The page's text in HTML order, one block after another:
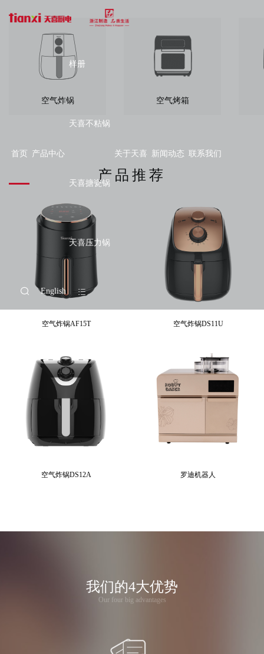
首页 产品中心
样册
天喜不粘锅
天喜搪瓷锅
天喜压力锅
关于天喜 新闻动态 联系我们
English
空气炸锅 空气烤箱
产品推荐
空气炸锅AF15T 空气炸锅DS11U
空气炸锅DS12A 罗迪机器人
我们的4大优势
Our four big advantages